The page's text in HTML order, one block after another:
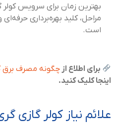
بهترین زمان برای سرویس کولر
مراحل، کلید بهره‌برداری
است.
برای اطلاع ازچگونه مصرف برق
اینجا کلیک کنید.
علائم نیاز کولر